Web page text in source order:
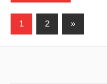
1 2
Nächste
»